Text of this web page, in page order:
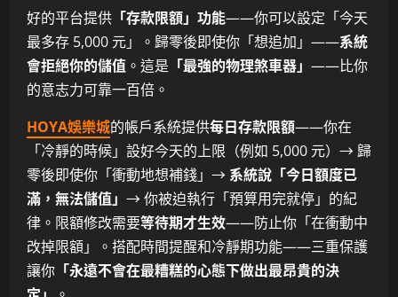
好的平台提供 「存款限額」功能——你可以設定「今天
最多存 5,000 元」。歸零後即使你「想追加」——系統
會拒絕你的儲值 。這是 「最強的物理煞車器」 ——比你
的意志力可靠一百倍。
HOYA娛樂城的帳戶系統提供每日存款限額——你在
「冷靜的時候」設好今天的上限（例如 5,000 元）→ 歸
零後即使你「衝動地想補錢」→ 系統說「今日額度已
滿，無法儲值」 → 你被迫執行「預算用完就停」的紀
律。限額修改需要等待期才生效——防止你「在衝動中
改掉限額」。搭配時間提醒和冷靜期功能——三重保護
讓你 「永遠不會在最糟糕的心態下做出最昂貴的決